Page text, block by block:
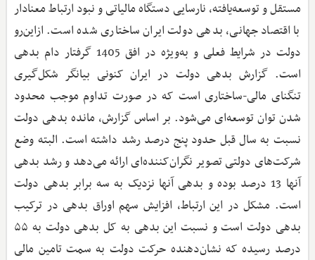
مستقل و توسعه‌یافته، نارسایی دستگاه مالیاتی و نبود ارتباط معنادار
با اقتصاد جهانی، بدهی دولت ایران ساختاری شده است. ازاین‌رو
دولت در شرایط فعلی و به‌ویژه در افق 1405 گرفتار دام بدهی
است. گزارش بدهی دولت در ایران کنونی بیانگر شکل‌گیری
تنگنای مالی-ساختاری است که در صورت تداوم موجب محدود
شدن توان توسعه‌ای می‌شود. بر اساس گزارش، مانده بدهی دولت
نسبت به سال قبل حدود پنج درصد رشد داشته است. البته وضع
شرکت‌های دولتی تصویر نگران‌کننده‌ای ارائه می‌دهد و رشد بدهی
آنها 13 درصد بوده و بدهی آنها نزدیک به سه برابر بدهی دولت
است. مشکل در این ارتباط، افزایش سهم اوراق بدهی در ترکیب
بدهی دولت است و نسبت این بدهی به کل بدهی دولت به ۵۵
درصد رسیده که نشان‌دهنده حرکت دولت به سمت تامین مالی